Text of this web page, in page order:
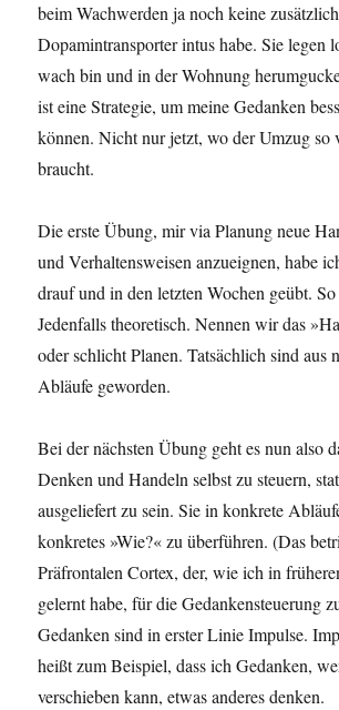
beim Wachwerden ja noch keine
Dopamintransporter intus habe. Sie legen
wach bin und in der Wohnung
ist eine Strategie, um meine Gedanken
können. Nicht nur jetzt, wo der Umzug so
braucht.
Die erste Übung, mir via Planung neue
und Verhaltensweisen anzueignen, habe
drauf und in den letzten Wochen geübt.
Jedenfalls theoretisch. Nennen wir das
oder schlicht Planen. Tatsächlich sind aus
Abläufe geworden.
Bei der nächsten Übung geht es nun also
Denken und Handeln selbst zu steuern,
ausgeliefert zu sein. Sie in konkrete
konkretes »Wie?« zu überführen. (Das
Präfrontalen Cortex, der, wie ich in
gelernt habe, für die Gedankensteuerung
Gedanken sind in erster Linie Impulse.
heißt zum Beispiel, dass ich Gedanken,
verschieben kann, etwas anderes denken.